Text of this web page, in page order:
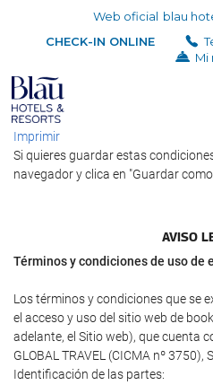
Web oficial blau
CHECK-IN ONLINE
Mi
Imprimir
Si quieres guardar estas
navegador y clica en "Guardar
AVISO
Términos y condiciones de uso de
Los términos y condiciones que se
el acceso y uso del sitio web de
adelante, el Sitio web), que cuenta
GLOBAL TRAVEL (CICMA nº 3750),
Identificación de las partes: